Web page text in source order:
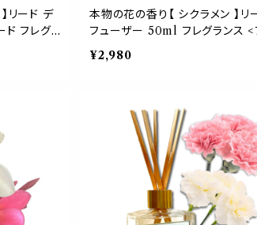
リード デ
ド フレグ
枕 国産
すみ ル
本物の花の香り【 シクラメン 】リ
フューザー 50ml フレグランス <
レソット.> 香水 枕 国産 消臭 寝
ベッド 睡眠 おやすみ ルーム 誕
¥2,980